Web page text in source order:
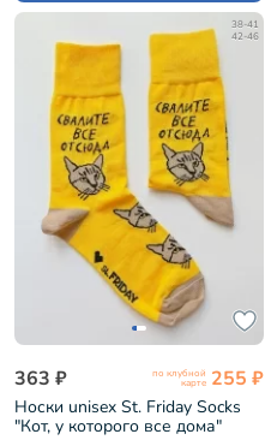
38-41
42-46
363 ₽ по клубной
карте 255 ₽
Носки unisex St. Friday Socks
"Кот, у которого все дома"